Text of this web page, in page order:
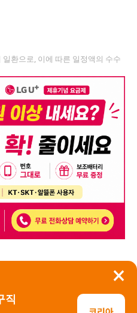
×
직
환으로, 이에 따른 일정액의 수수